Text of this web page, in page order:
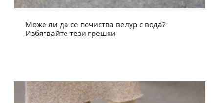
Може ли да се почиства велур с вода?
Избягвайте тези грешки